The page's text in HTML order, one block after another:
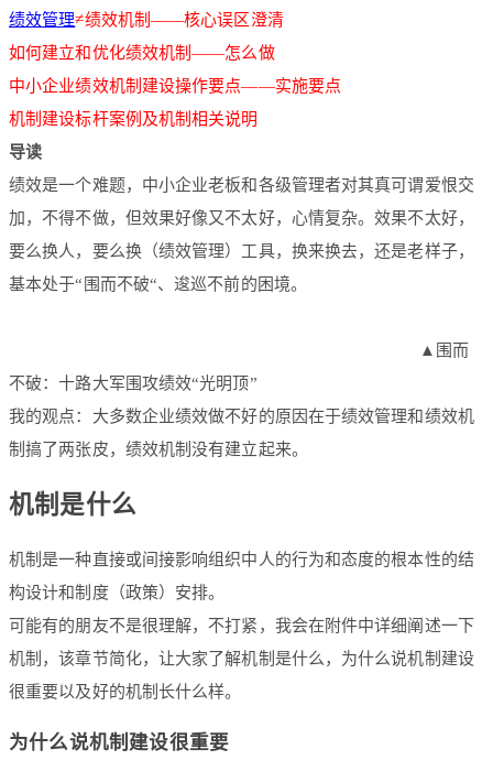
绩效管理≠绩效机制——核心误区澄清
如何建立和优化绩效机制——怎么做
中小企业绩效机制建设操作要点——实施要点
机制建设标杆案例及机制相关说明
导读
绩效是一个难题，中小企业老板和各级管理者对其真可谓爱恨交
加，不得不做，但效果好像又不太好，心情复杂。效果不太好，
要么换人，要么换（绩效管理）工具，换来换去，还是老样子，
基本处于“围而不破“、逡巡不前的困境。
▲围而
不破：十路大军围攻绩效“光明顶”
我的观点：大多数企业绩效做不好的原因在于绩效管理和绩效机
制搞了两张皮，绩效机制没有建立起来。
机制是什么
机制是一种直接或间接影响组织中人的行为和态度的根本性的结
构设计和制度（政策）安排。
可能有的朋友不是很理解，不打紧，我会在附件中详细阐述一下
机制，该章节简化，让大家了解机制是什么，为什么说机制建设
很重要以及好的机制长什么样。
为什么说机制建设很重要